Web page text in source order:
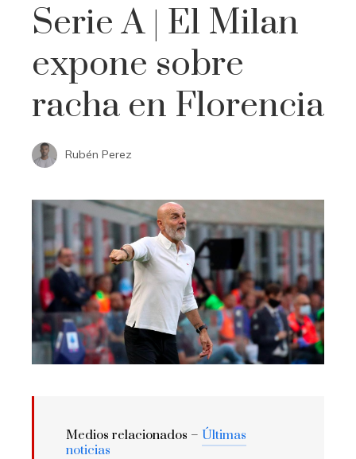
Serie A | El Milan
expone sobre
racha en Florencia
Rubén Perez
Medios relacionados – Últimas
noticias